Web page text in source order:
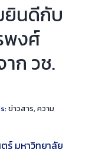
ยินดีกับ
พงศ์
ก วช.
ข่าวสาร, ความ
ร์ มหาวิทยาลัย